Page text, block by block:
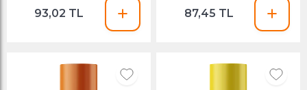
93,02 TL 87,45 TL